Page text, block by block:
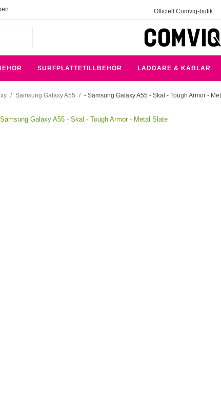
Officiell Comviq-butik
SURFPLATTETILLBEHÖR LADDARE & KABLAR
/ Samsung Galaxy A55 / - Samsung Galaxy A55 - Skal - Tough Armor -